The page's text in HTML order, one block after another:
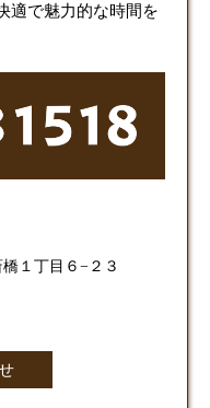
適で魅力的な時間を
１丁目６−２３